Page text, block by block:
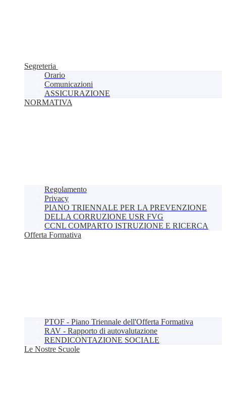
Segreteria
Orario
Comunicazioni
ASSICURAZIONE
NORMATIVA
Regolamento
Privacy
PIANO TRIENNALE PER LA PREVENZIONE
DELLA CORRUZIONE USR FVG
CCNL COMPARTO ISTRUZIONE E RICERCA
Offerta Formativa
PTOF - Piano Triennale dell'Offerta Formativa
RAV - Rapporto di autovalutazione
RENDICONTAZIONE SOCIALE
Le Nostre Scuole